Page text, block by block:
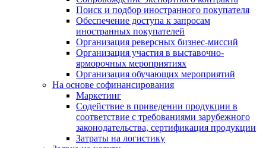
Поиск и подбор иностранного покупателя
Обеспечение доступа к запросам
иностранных покупателей
Организация реверсных бизнес-миссий
Организация участия в выставочно-
ярморочных мероприятиях
Организация обучающих мероприятий
На основе софинансирования
Маркетинг
Содействие в приведении продукции в
соответствие с требованиями зарубежного
законодательства, сертификация продукции
Затраты на логистику